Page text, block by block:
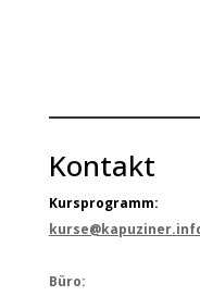
Kontakt
Kursprogramm:
Büro: